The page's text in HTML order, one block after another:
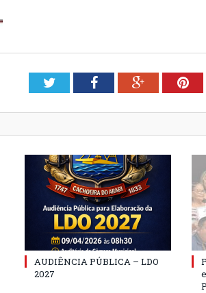
TwitterFacebookGoogle+
AUDIÊNCIA PÚBLICA – LDO
2027